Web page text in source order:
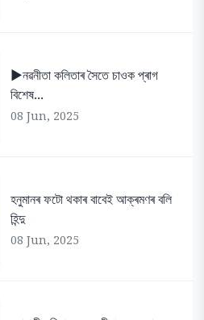
▶️নৱনীতা কলিতাৰ সৈতে চাওক প্ৰাগ
বিশেষ...
08 Jun, 2025
হনুমানৰ ফটো থকাৰ বাবেই আক্ৰমণৰ বলি
হিন্দু
08 Jun, 2025